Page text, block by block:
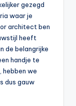
gezegd
waar je
architect ben
heeft
de belangrijke
handje te
hebben we
dus gauw